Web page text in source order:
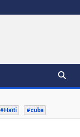
#Haïti #cuba